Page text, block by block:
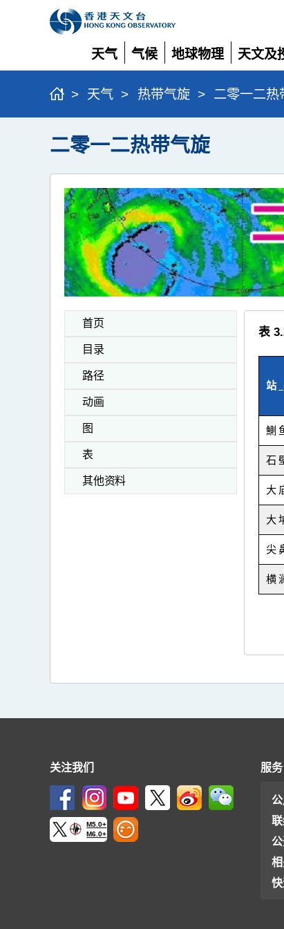
天气
展
开
气候
展
开
地球物理
展
开
天文及
展
开
> 天气 > 热带气旋 > 二零一二热
二零一二热带气旋
首页
目录
路径
动画
图
表
其他资料
表
站
鰂
石
大
大
尖
横
关注我们
M5.0+
M6.0+
服